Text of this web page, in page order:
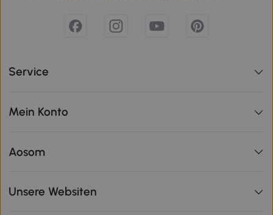
Service
Mein Konto
Aosom
Unsere Websiten